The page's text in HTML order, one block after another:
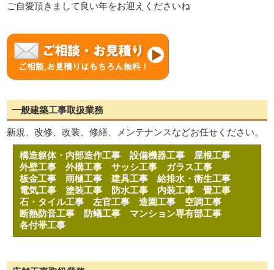
ご自愛頂きまして良い年をお迎えくださいね
一般建築工事取扱業務
新規、改修、改装、修繕、メンテナンスなどお任せください。
構造躯体・内部造作工事設備機器工事 屋根工事
外壁工事外構工事サッシ工事 ガラス工事
板金工事雨樋工事建具工事給排水・衛生工事
電気工事塗装工事 防水工事 内装工事畳工事
石・タイル工事左官工事造園工事 空調工事
断熱防音工事
防蟻工事 マンション専有部工事
各付帯工事